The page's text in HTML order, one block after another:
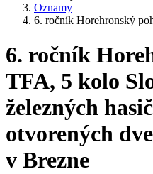
Oznamy
6. ročník Horehronský
6. ročník
TFA, 5 kolo
železných
otvorených
v Brezne